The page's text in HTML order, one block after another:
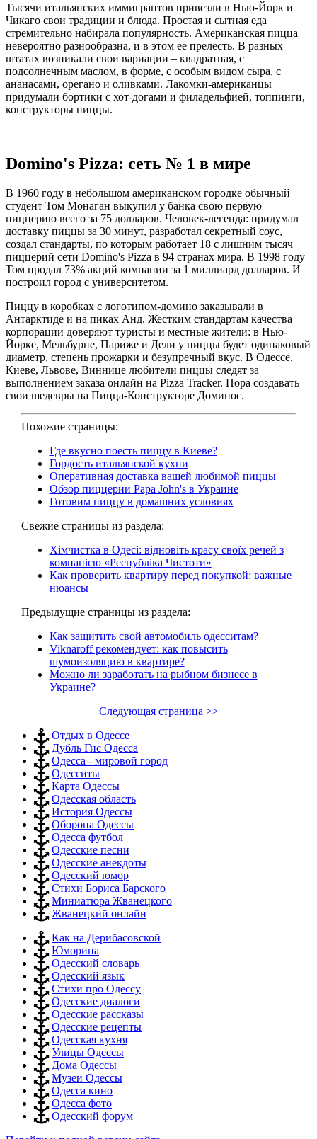
Тысячи итальянских иммигрантов привезли в Нью-Йорк и
Чикаго свои традиции и блюда. Простая и сытная еда
стремительно набирала популярность. Американская пицца
невероятно разнообразна, и в этом ее прелесть. В разных
штатах возникали свои вариации – квадратная, с
подсолнечным маслом, в форме, с особым видом сыра, с
ананасами, орегано и оливками. Лакомки-американцы
придумали бортики с хот-догами и филадельфией, топпинги,
конструкторы пиццы.
Domino's Pizza: сеть № 1 в мире
В 1960 году в небольшом американском городке обычный
студент Том Монаган выкупил у банка свою первую
пиццерию всего за 75 долларов. Человек-легенда: придумал
доставку пиццы за 30 минут, разработал секретный соус,
создал стандарты, по которым работает 18 с лишним тысяч
пиццерий сети Domino's Pizza в 94 странах мира. В 1998 году
Том продал 73% акций компании за 1 миллиард долларов. И
построил город с университетом.
Пиццу в коробках с логотипом-домино заказывали в
Антарктиде и на пиках Анд. Жестким стандартам качества
корпорации доверяют туристы и местные жители: в Нью-
Йорке, Мельбурне, Париже и Дели у пиццы будет одинаковый
диаметр, степень прожарки и безупречный вкус. В Одессе,
Киеве, Львове, Виннице любители пиццы следят за
выполнением заказа онлайн на Pizza Tracker. Пора создавать
свои шедевры на Пицца-Конструкторе Доминос.
Похожие страницы:
Где вкусно поесть пиццу в Киеве?
Гордость итальянской кухни
Оперативная доставка вашей любимой пиццы
Обзор пиццерии Papa John's в Украине
Готовим пиццу в домашних условиях
Свежие страницы из раздела:
Хімчистка в Одесі: відновіть красу своїх речей з
компанією «Республіка Чистоти»
Как проверить квартиру перед покупкой: важные
нюансы
Предыдущие страницы из раздела:
Как защитить свой автомобиль одесситам?
Viknaroff рекомендует: как повысить
шумоизоляцию в квартире?
Можно ли заработать на рыбном бизнесе в
Украине?
Следующая страница >>
Отдых в Одессе
Дубль Гис Одесса
Одесса - мировой город
Одесситы
Карта Одессы
Одесская область
История Одессы
Оборона Одессы
Одесса футбол
Одесские песни
Одесские анекдоты
Одесский юмор
Стихи Бориса Барского
Миниатюра Жванецкого
Жванецкий онлайн
Как на Дерибасовской
Юморина
Одесский словарь
Одесский язык
Стихи про Одессу
Одесские диалоги
Одесские рассказы
Одесские рецепты
Одесская кухня
Улицы Одессы
Дома Одессы
Музеи Одессы
Одесса кино
Одесса фото
Одесский форум